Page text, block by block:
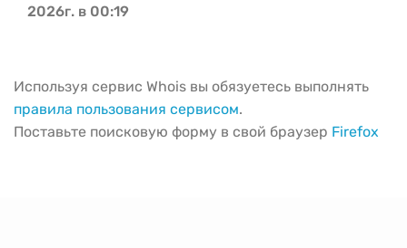
2026г. в 00:19
Используя сервис Whois вы обязуетесь выполнять
правила пользования сервисом.
Поставьте поисковую форму в свой браузер Firefox